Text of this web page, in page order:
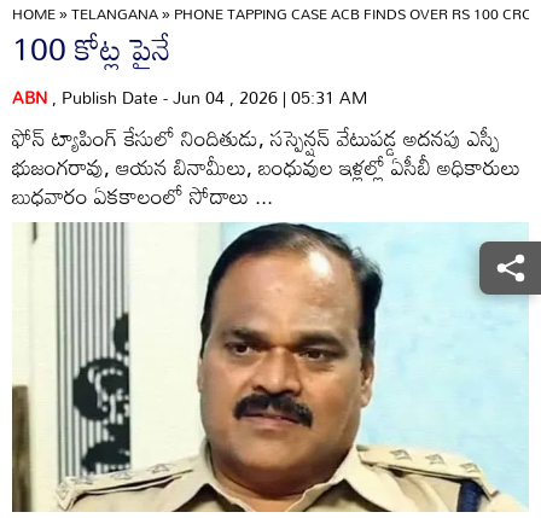
HOME»TELANGANA»PHONE TAPPING CASE ACB FINDS OVER RS 100
100 కోట్ల పైనే
ABN, Publish Date - Jun 04 , 2026 | 05:31 AM
ఫోన్‌ ట్యాపింగ్‌ కేసులో నిందితుడు, సస్పెన్షన్‌ వేటుపడ్డ అదనపు ఎస్పీ
భుజంగరావు, ఆయన బినామీలు, బంధువుల ఇళ్లల్లో ఏసీబీ అధికారులు
బుధవారం ఏకకాలంలో సోదాలు ...